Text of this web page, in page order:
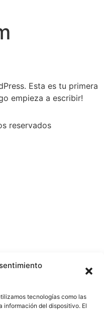
tecnologías como las
información del dispositivo. El
Esta es tu primera
empieza a escribir!
reservados